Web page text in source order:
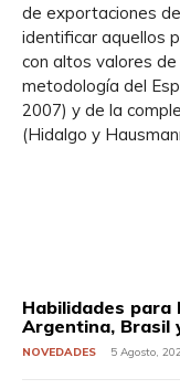
de exportaciones
identificar aquellos
con altos valores
metodología del
2007) y de la
(Hidalgo y
Habilidades para
Argentina, Brasil
NOVEDADES 5 Agosto,